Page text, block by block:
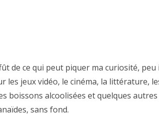
de ce qui peut piquer ma curiosité,
les jeux vidéo, le cinéma, la littérature,
boissons alcoolisées et quelques
sans fond.